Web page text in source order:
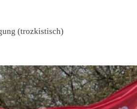
(trozkistisch)